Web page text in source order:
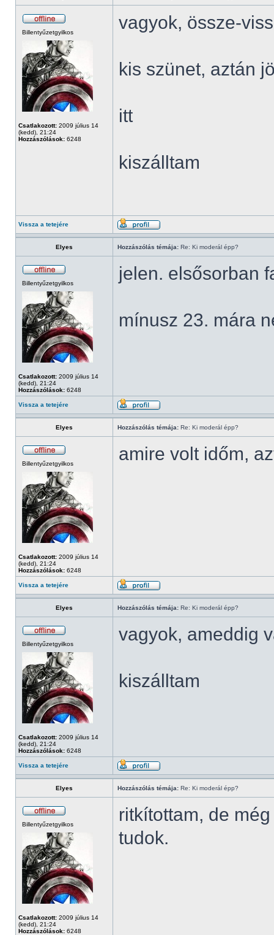
Billentyűzetgyilkos
Csatlakozott: 2009 július 14
(kedd), 21:24
Hozzászólások: 6248
vagyok, össze-
kis szünet, aztán
itt
kiszálltam
Vissza a tetejére
Elyes Hozzászólás témája: Re: Ki moderál épp?
Billentyűzetgyilkos
Csatlakozott: 2009 július 14
(kedd), 21:24
Hozzászólások: 6248
jelen. elsősorban
mínusz 23. mára
Vissza a tetejére
Elyes Hozzászólás témája: Re: Ki moderál épp?
Billentyűzetgyilkos
Csatlakozott: 2009 július 14
(kedd), 21:24
Hozzászólások: 6248
amire volt időm,
Vissza a tetejére
Elyes Hozzászólás témája: Re: Ki moderál épp?
Billentyűzetgyilkos
Csatlakozott: 2009 július 14
(kedd), 21:24
Hozzászólások: 6248
vagyok, ameddig
kiszálltam
Vissza a tetejére
Elyes Hozzászólás témája: Re: Ki moderál épp?
Billentyűzetgyilkos
Csatlakozott: 2009 július 14
(kedd), 21:24
Hozzászólások: 6248
ritkítottam, de
tudok.